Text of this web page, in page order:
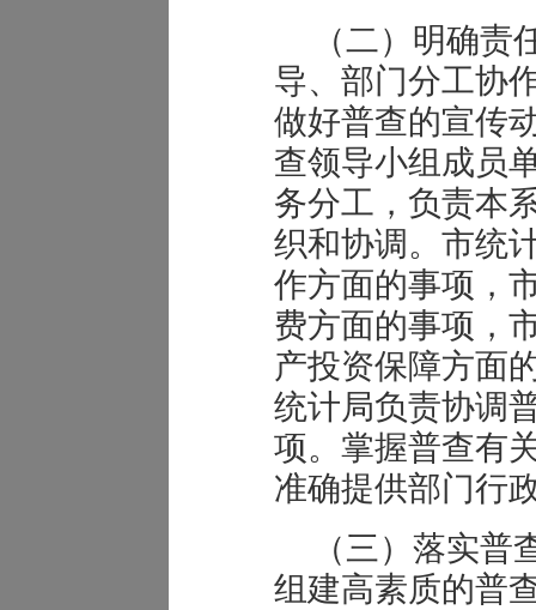
（二）明确责
导、部门分工协
做好普查的宣传
查领导小组成员
务分工，负责本
织和协调。市统
作方面的事项，
费方面的事项，
产投资保障方面
统计局负责协调
项。掌握普查有
准确提供部门行
（三）落实普
组建高素质的普